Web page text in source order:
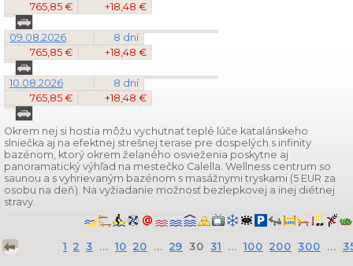
765,85 €
+18,48 €
09.08.2026
8 dní
765,85 €
+18,48 €
10.08.2026
8 dní
765,85 €
+18,48 €
Okrem nej si hostia môžu vychutnať teplé lúče katalánskeho
slniečka aj na efektnej strešnej terase pre dospelých s infinity
bazénom, ktorý okrem želaného osvieženia poskytne aj
panoramatický výhľad na mestečko Calella. Wellness centrum so
saunou a s vyhrievaným bazénom s masážnymi tryskami (5 EUR za
osobu na deň). Na vyžiadanie možnosť bezlepkovej a inej diétnej
stravy.
1 2 3 ... 10 20 ... 29 30 31 ... 100 200 300 ...